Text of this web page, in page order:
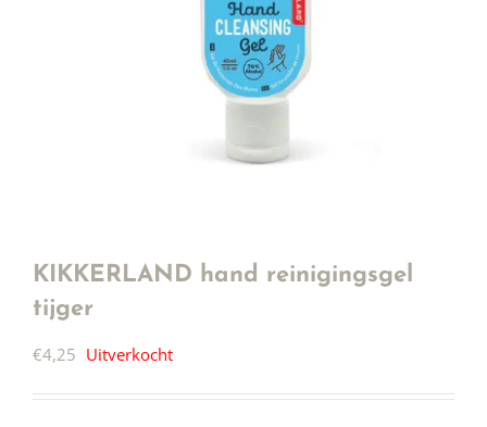
KIKKERLAND hand reinigingsgel
tijger
€4,25 Uitverkocht